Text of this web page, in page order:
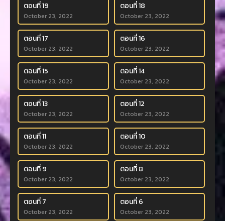
ตอนที่ 19
October 23, 2022
ตอนที่ 18
October 23, 2022
ตอนที่ 17
October 23, 2022
ตอนที่ 16
October 23, 2022
ตอนที่ 15
October 23, 2022
ตอนที่ 14
October 23, 2022
ตอนที่ 13
October 23, 2022
ตอนที่ 12
October 23, 2022
ตอนที่ 11
October 23, 2022
ตอนที่ 10
October 23, 2022
ตอนที่ 9
October 23, 2022
ตอนที่ 8
October 23, 2022
ตอนที่ 7
October 23, 2022
ตอนที่ 6
October 23, 2022